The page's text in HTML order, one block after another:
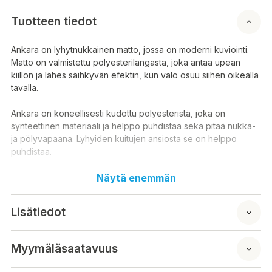
Tuotteen tiedot
Ankara on lyhytnukkainen matto, jossa on moderni kuviointi.
Matto on valmistettu polyesterilangasta, joka antaa upean
kiillon ja lähes säihkyvän efektin, kun valo osuu siihen oikealla
tavalla.
Ankara on koneellisesti kudottu polyesteristä, joka on
synteettinen materiaali ja helppo puhdistaa sekä pitää nukka-
ja pölyvapaana. Lyhyiden kuitujen ansiosta se on helppo
puhdistaa.
hieman haalealla vedellä ja miedolla pesuaineella. Koko maton
pesuun suositellaan ammattilaispesua.
Näytä enemmän
Lisätiedot
Myymäläsaatavuus